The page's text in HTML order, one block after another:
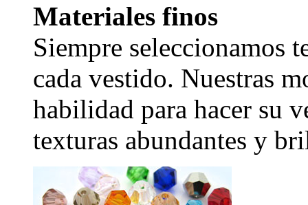
Materiales finos
Siempre seleccionamos
cada vestido. Nuestras
habilidad para hacer su
texturas abundantes y